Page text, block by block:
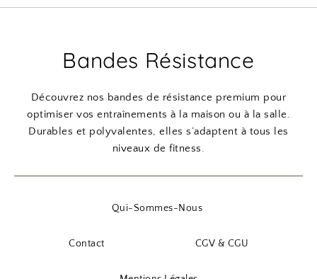
Bandes Résistance
Découvrez nos bandes de résistance premium pour
optimiser vos entraînements à la maison ou à la salle.
Durables et polyvalentes, elles s’adaptent à tous les
niveaux de fitness.
Qui-Sommes-Nous
Contact CGV & CGU